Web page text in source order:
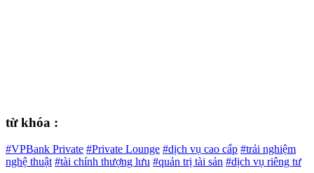
từ khóa :
#VPBank Private #Private Lounge #dịch vụ cao cấp #trải nghiệm
nghệ thuật #tài chính thượng lưu #quản trị tài sản #dịch vụ riêng tư